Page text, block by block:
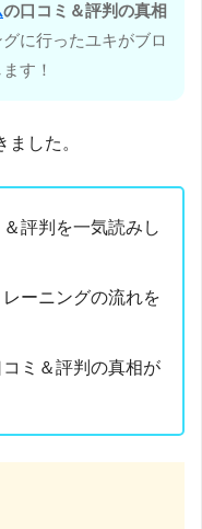
の口コミ＆評判の真相
に行ったユキがブロ
す！
した。
評判を一気読みし
ーニングの流れを
ミ＆評判の真相が